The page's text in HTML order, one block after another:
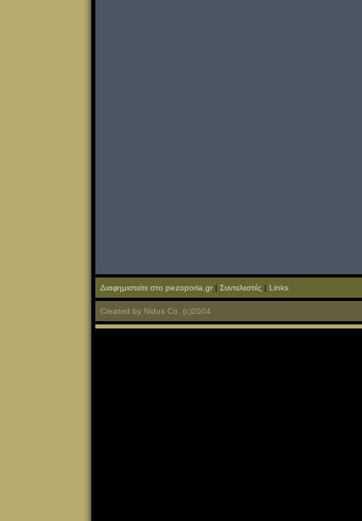
Διαφημιστείτε στο pezoporia.gr | Συντελεστές | Links
Created by Nidus Co. (c)2004